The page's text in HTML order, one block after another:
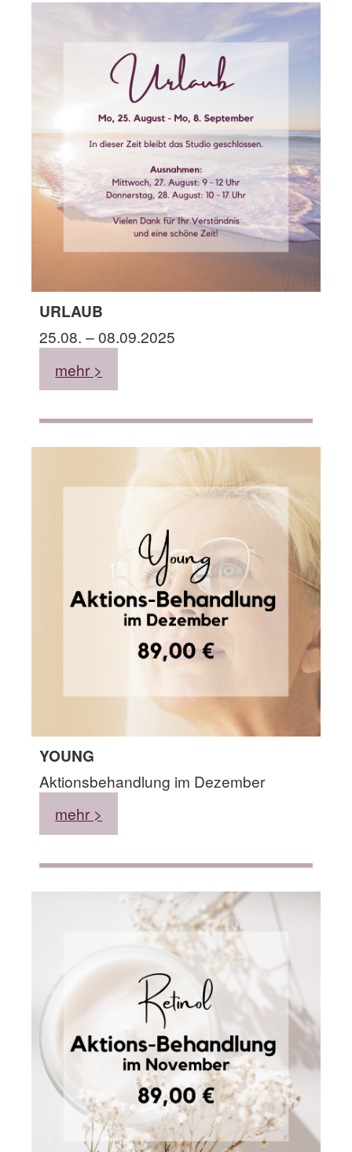
URLAUB
25.08. – 08.09.2025
mehr >
YOUNG
Aktionsbehandlung im Dezember
mehr >